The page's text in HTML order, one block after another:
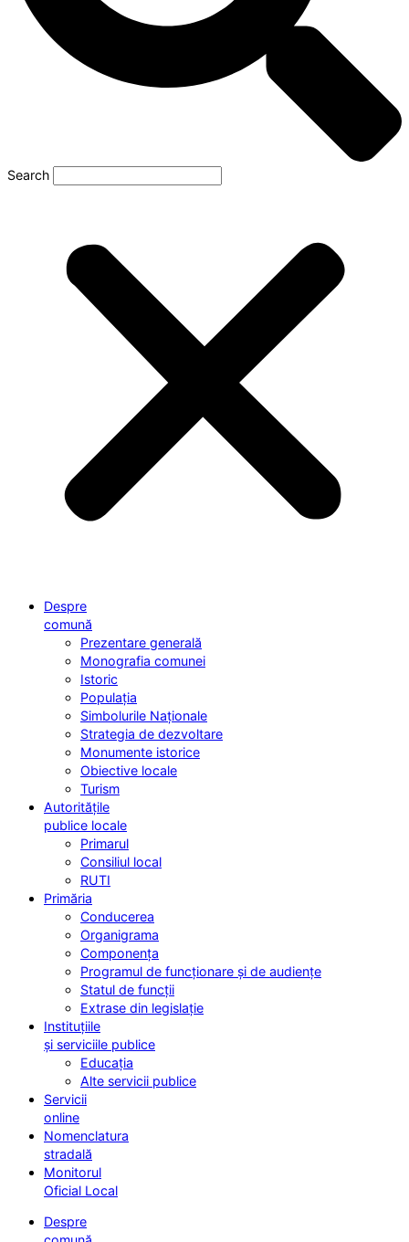
Search
Despre
comună
Prezentare generală
Monografia comunei
Istoric
Populația
Simbolurile Naționale
Strategia de dezvoltare
Monumente istorice
Obiective locale
Turism
Autoritățile
publice locale
Primarul
Consiliul local
RUTI
Primăria
Conducerea
Organigrama
Componența
Programul de funcționare și de audiențe
Statul de funcții
Extrase din legislație
Instituțiile
și serviciile publice
Educația
Alte servicii publice
Servicii
online
Nomenclatura
stradală
Monitorul
Oficial Local
Despre